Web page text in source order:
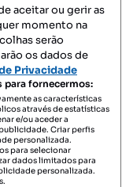
aceitar ou gerir as
momento na
serão
os dados de
Privacidade
para fornecermos:
as características
através de estatísticas
e/ou aceder a
Criar perfis
personalizada.
para selecionar
dados limitados para
personalizada.